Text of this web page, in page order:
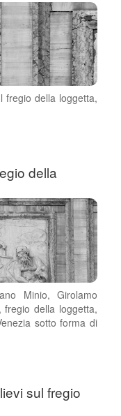
fregio della loggetta,
della
Minio, Girolamo
fregio della loggetta,
sotto forma di
sul fregio